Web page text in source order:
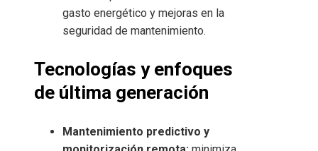
gasto energético y mejoras en la
seguridad de mantenimiento.
Tecnologías y enfoques
de última generación
Mantenimiento predictivo y